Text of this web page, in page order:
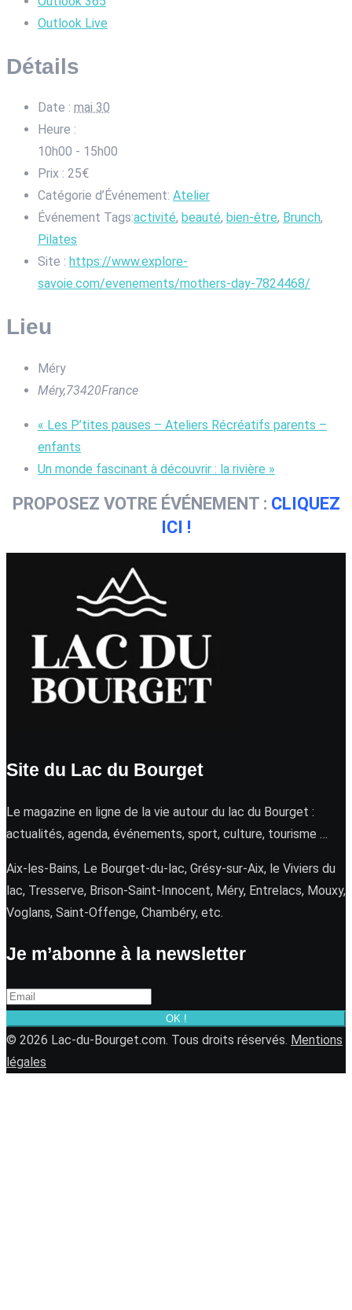
Outlook Live
Détails
Date : mai 30
Heure :
10h00 - 15h00
Prix : 25€
Catégorie d’Événement: Atelier
Événement Tags:activité, beauté, bien-être, Brunch,
Pilates
Site : https://www.explore-
savoie.com/evenements/mothers-day-7824468/
Lieu
Méry
Méry,73420France
« Les P’tites pauses – Ateliers Récréatifs parents –
enfants
Un monde fascinant à découvrir : la rivière »
PROPOSEZ VOTRE ÉVÉNEMENT : CLIQUEZ
ICI !
Site du Lac du Bourget
Le magazine en ligne de la vie autour du lac du Bourget :
actualités, agenda, événements, sport, culture, tourisme …
Aix-les-Bains, Le Bourget-du-lac, Grésy-sur-Aix, le Viviers du
lac, Tresserve, Brison-Saint-Innocent, Méry, Entrelacs, Mouxy,
Voglans, Saint-Offenge, Chambéry, etc.
Je m’abonne à la newsletter
OK !
© 2026 Lac-du-Bourget.com. Tous droits réservés. Mentions
légales